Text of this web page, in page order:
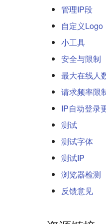
管理IP段
自定义Logo
小工具
安全与限制
最大在线人
请求频率限
IP自动登录
测试
测试字体
测试IP
浏览器检测
反馈意见